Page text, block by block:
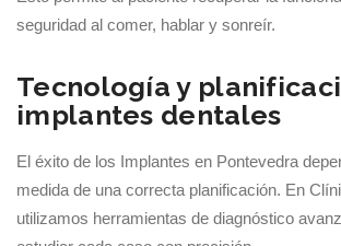
seguridad al comer, hablar y sonreír.
Tecnología y
implantes dentales
El éxito de los Implantes en Pontevedra
medida de una correcta planificación. En
utilizamos herramientas de diagnóstico